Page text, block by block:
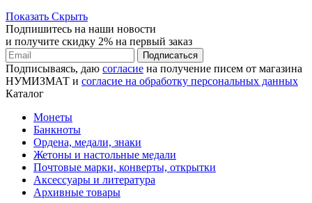
Показать Скрыть
Подпишитесь на наши новости
и получите скидку 2% на первый заказ
Подписаться
Подписываясь, даю согласие на получение писем от магазина
НУМИЗМАТ и согласие на обработку персональных данных
Каталог
Монеты
Банкноты
Ордена, медали, знаки
Жетоны и настольные медали
Почтовые марки, конверты, открытки
Аксессуары и литература
Архивные товары